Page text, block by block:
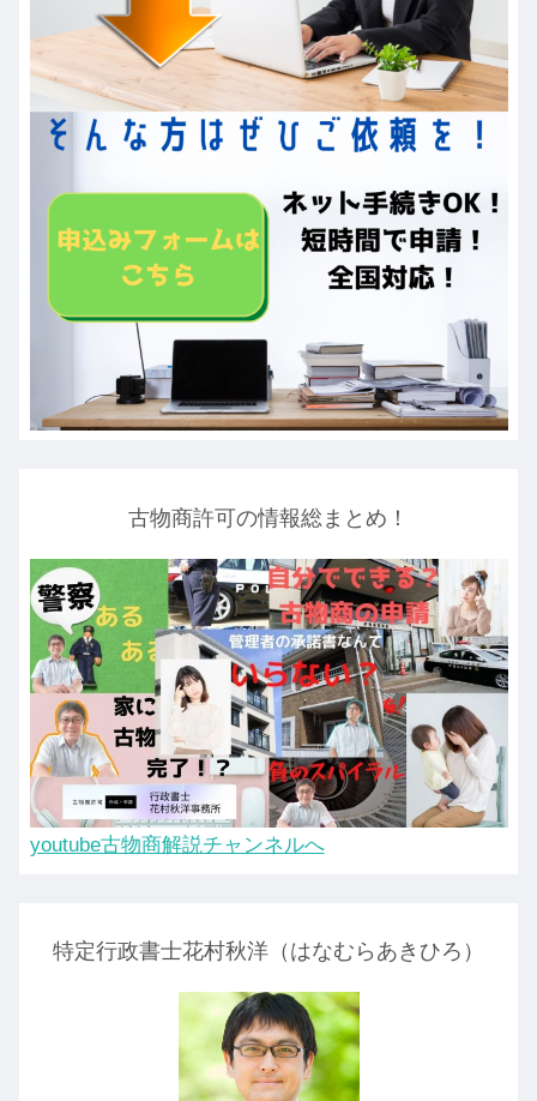
古物商許可の情報総まとめ！
youtube古物商解説チャンネルへ
特定行政書士花村秋洋（はなむらあきひろ）